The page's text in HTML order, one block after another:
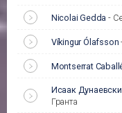
Nicolai Gedda -
Víkingur Ólafsson
Montserrat
Исаак
Гранта